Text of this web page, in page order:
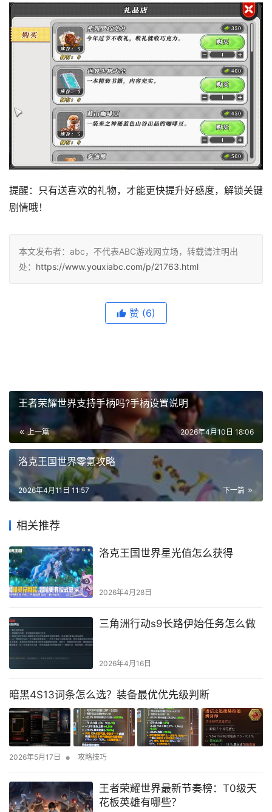
提醒：只有送喜欢的礼物，才能更快提升好感度，解锁关键
剧情哦！
本文发布者：abc，不代表ABC游戏网立场，转载请注明出
处： https://www.youxiabc.com/p/21763.html
赞 (6)
王者荣耀世界支持手柄吗?手柄设置说明
上一篇 2026年4月10日 18:06
洛克王国世界零氪攻略
下一篇
2026年4月11日 11:57
相关推荐
洛克王国世界星光值怎么获得
2026年4月28日
三角洲行动s9长路伊始任务怎么做
2026年4月16日
暗黑4S13词条怎么选？装备最优优先级判断
2026年5月17日 • 攻略技巧
王者荣耀世界最新节奏榜：T0级天
花板英雄有哪些？